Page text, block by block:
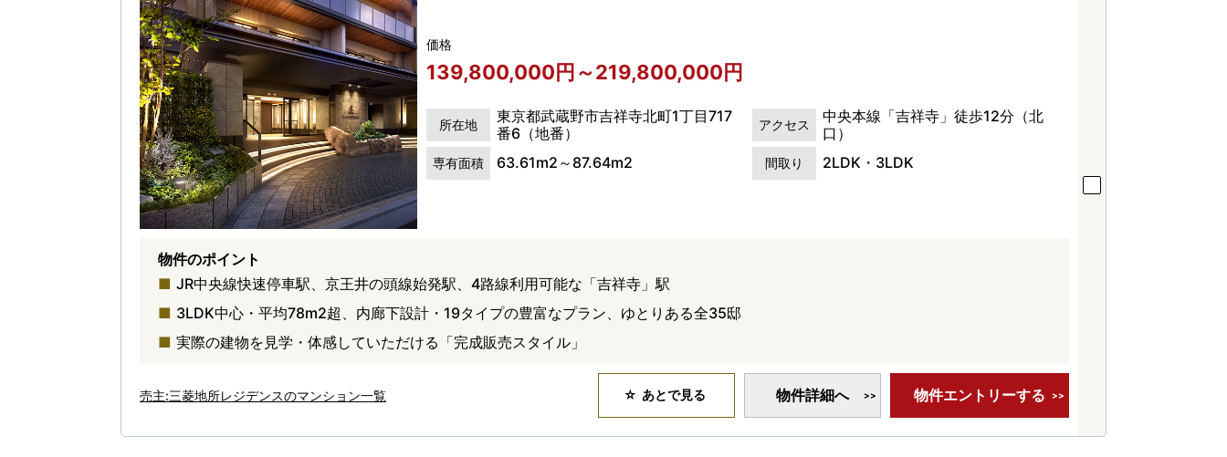
価格
139,800,000円～219,800,000円
所在地
東京都武蔵野市吉祥寺北町1丁目717
番6（地番）
アクセス
中央本線「吉祥寺」徒歩12分（北
口）
専有面積 63.61m2～87.64m2 間取り 2LDK・3LDK
物件のポイント
JR中央線快速停車駅、京王井の頭線始発駅、4路線利用可能な「吉祥寺」駅
3LDK中心・平均78m2超、内廊下設計・19タイプの豊富なプラン、ゆとりある全35邸
実際の建物を見学・体感していただける「完成販売スタイル」
売主:三菱地所レジデンスのマンション一覧 あとで見る 物件詳細へ 物件エントリーする